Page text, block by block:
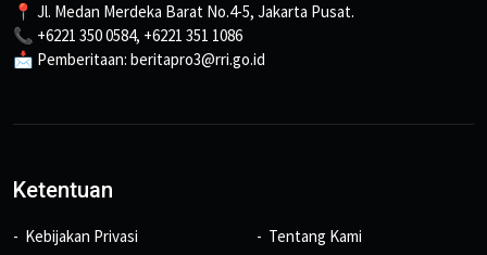
📍 Jl. Medan Merdeka Barat No.4-5, Jakarta Pusat.
📞 +6221 350 0584, +6221 351 1086
📩 Pemberitaan: beritapro3@rri.go.id
Ketentuan
Kebijakan Privasi
Tentang Kami